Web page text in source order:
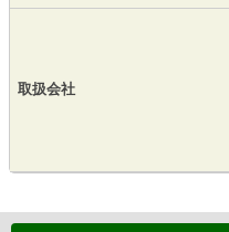
取扱会社